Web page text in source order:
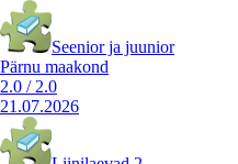
Seenior ja juunior
Pärnu maakond
2.0 / 2.0
21.07.2026